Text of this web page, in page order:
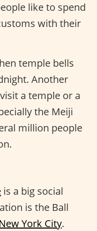
like to spend
with their
temple bells
Another
a temple or a
the Meiji
million people
is a big social
is the Ball
New York City.